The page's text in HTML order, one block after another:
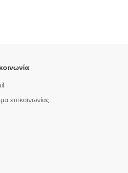
επικοινωνίας